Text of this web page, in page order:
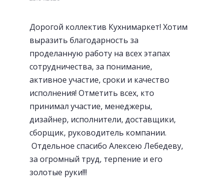
Посудосушители
Дорогой коллектив Кухнимаркет! Хотим
выразить благодарность за
проделанную работу на всех этапах
сотрудничества, за понимание,
активное участие, сроки и качество
исполнения! Отметить всех, кто
принимал участие, менеджеры,
дизайнер, исполнители, доставщики,
сборщик, руководитель компании.
Отдельное спасибо Алексею Лебедеву,
за огромный труд, терпение и его
золотые руки!!!